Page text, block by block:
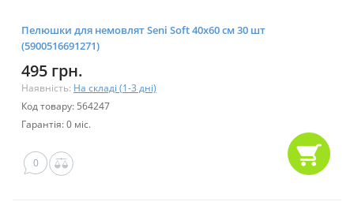
Пелюшки для немовлят Seni Soft 40x60 см 30 шт
(5900516691271)
495 грн.
Наявність: На складі (1-3 дні)
Код товару: 564247
Гарантія: 0 міс.
0